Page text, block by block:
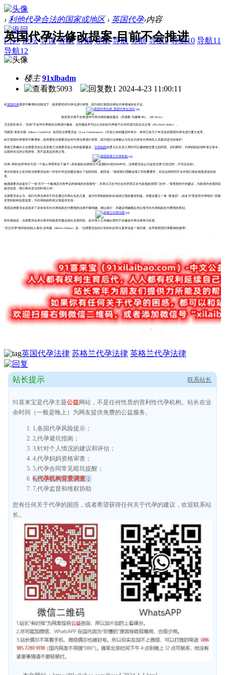
› 利他代孕合法的国家或地区 › 英国代孕›内容
门户 论坛 导读 导航 导航 导航 导航 导航 导航9 导航10 导航11
导航12
英国代孕法修改提案-目前不会推进
楼主 91xlbadm
5093
1 2024-4-23 11:00:11
在英国代孕需求不断增长的情况下，政府委托对代孕法进行审查，因为现行英国法律在代孕领域存在不足。
政府表示将不会推进对代孕法律的修改建议（安德鲁-马修斯/PA）（PA Wire）
卫生部长表示，"目前"不会对代孕相关法律进行修改，这些修改本可以让夫妇在代孕孩子出生时成为其合法父母（Pre-birth Order）。
玛丽亚-考菲尔德（Maria Caulfield）在回应法律委员会（Law Commission）3月份公布的建议时表示，将对已有几十年历史的英国代孕法进行重大改革。
由于英国代孕需求不断增加，政府委托法律委员会对代孕法律进行审查，因为现行法律被认为无法为所有代孕相关人员提供适当的保护。
英格兰和威尔士法律委员会以及苏格兰法律委员会公布的提案建议， 代孕妈妈在婴儿出生后六周内可以撤销移交婴儿的同意。但到那时，代孕妈妈必须申请父母令，
以获得合法的父母身份，而不是原定的准父母。
代孕--即妇女怀孕并为另一个他人孕育和生下孩子--所依据的法律部分可追溯到20世纪80年代。法律委员会认为这些法律"已经过时，不符合目的"。
考尔菲德女士在写给法律委员会的一封信中对这些建议做出了临时回应，她写道："虽然我们理解这项工作的重要性，但议会的时间不允许我们现在就推进这些改
革。
她感谢委员会提交了一份"关于一个敏感且仍有争议的领域的全面报告"，并表示卫生与社会关怀部正在与其他政府部门合作，"审查报告中的建议，为政府的全面回应
提供信息，我们将在适当的时候公布"。
法律委员会认为，现行代孕法律并不符合通过代孕出生的儿童、成为代孕妈妈的妇女或准父母的最佳利益。并建议建立一条 "新途径"，由名为"受监管代孕组织 "的新
非营利机构负责监督，为代孕妈妈和准父母提供支持。
英国法律委员会还批评了目前有关向代孕妈妈支付费用的法律不够明确，难以执行，并建议明确规定准父母可向代孕妈妈支付费用的类别。
部长致函后，法律委员会表示将等待政府对建议做出全面回应。反代孕人士对确认暂时不会修改代孕法律表示欢迎。
"关注代孕"组织的创始人海伦-吉布森（Helen Gibson）说："法律委员会的计划对妇女和儿童来说是一场灾难，会导致英国代孕案例的激增"。
英国代孕法律 苏格兰代孕法律 英格兰代孕法律
站长提示
91喜来宝是代孕主题公益网站，不是任何性质的营利性代孕机构。站长在业
余时间（一般是晚上）为网友提供免费的公益服务。
1,各国代孕风险提示；
2,代孕避坑指南；
3,针对个人情况的建议和评估；
4,代孕妈妈资格审查；
5,代孕合同常见暗坑提醒；
6,代孕机构背景调查；
7,代孕监督和维权协助
您有任何关于代孕的困惑，或者希望获得任何关于代孕的建议，欢迎联系站
长。
联系站长